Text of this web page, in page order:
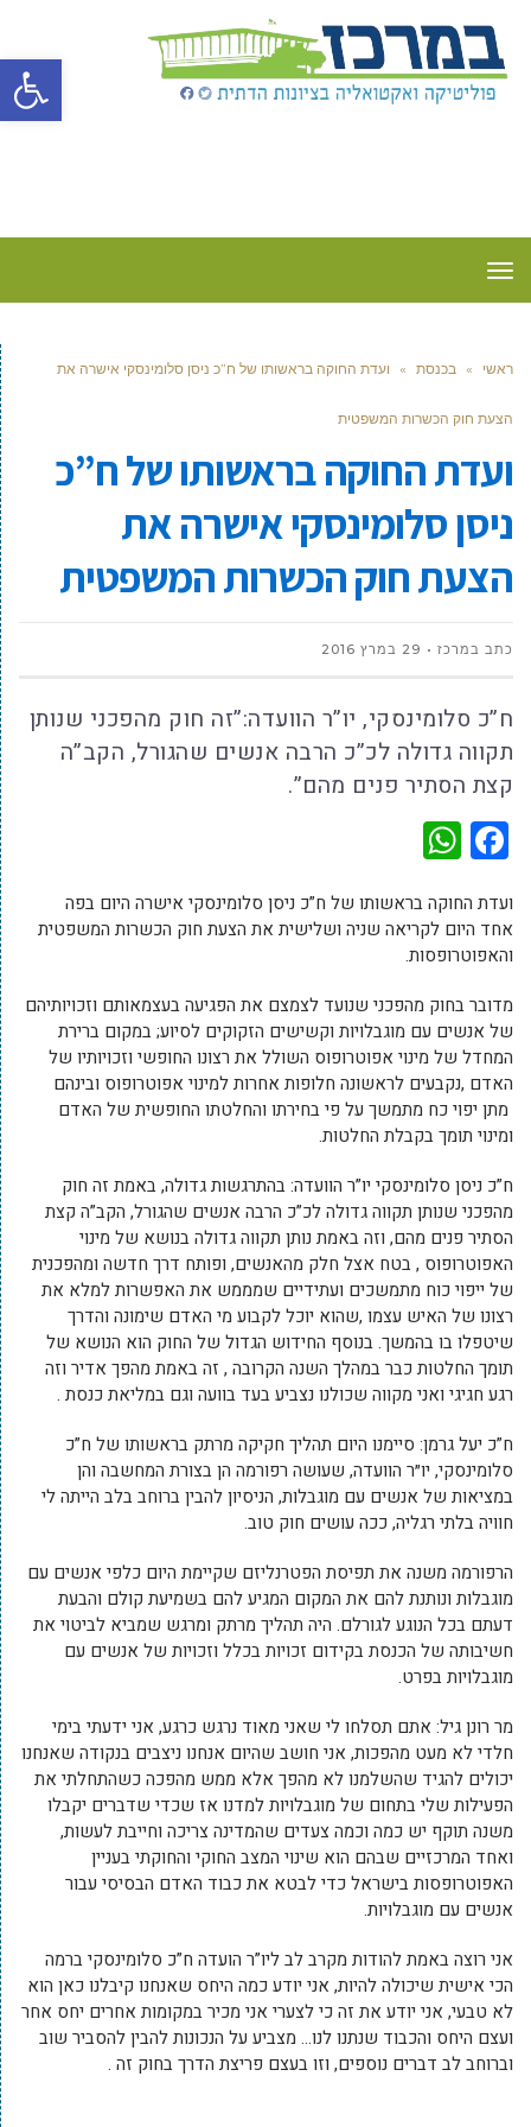
פתח
תפריט
ראשי » בכנסת » ועדת החוקה בראשותו של ח”כ ניסן סלומינסקי אישרה את
הצעת חוק הכשרות המשפטית
ועדת החוקה בראשותו של ח”כ
ניסן סלומינסקי אישרה את
הצעת חוק הכשרות המשפטית
כתב במרכז 29 במרץ 2016
ח”כ סלומינסקי, יו”ר הוועדה:”זה חוק מהפכני שנותן
תקווה גדולה לכ”כ הרבה אנשים שהגורל, הקב”ה
קצת הסתיר פנים מהם”.
Facebook
ועדת החוקה בראשותו של ח”כ ניסן סלומינסקי אישרה היום בפה
אחד היום לקריאה שניה ושלישית את הצעת חוק הכשרות המשפטית
והאפוטרופסות.
מדובר בחוק מהפכני שנועד לצמצם את הפגיעה בעצמאותם וזכויותיהם
של אנשים עם מוגבלויות וקשישים הזקוקים לסיוע; במקום ברירת
המחדל של מינוי אפוטרופוס השולל את רצונו החופשי וזכויותיו של
האדם ,נקבעים לראשונה חלופות אחרות למינוי אפוטרופוס ובינהם
מתן יפוי כח מתמשך על פי בחירתו והחלטתו החופשית של האדם
ומינוי תומך בקבלת החלטות.
ח”כ ניסן סלומינסקי יו”ר הוועדה: בהתרגשות גדולה, באמת זה חוק
מהפכני שנותן תקווה גדולה לכ”כ הרבה אנשים שהגורל, הקב”ה קצת
הסתיר פנים מהם, וזה באמת נותן תקווה גדולה בנושא של מינוי
האפוטרופוס , בטח אצל חלק מהאנשים, ופותח דרך חדשה ומהפכנית
של ייפוי כוח מתמשכים ועתידיים שמממש את האפשרות למלא את
רצונו של האיש עצמו ,שהוא יוכל לקבוע מי האדם שימונה והדרך
שיטפלו בו בהמשך. בנוסף החידוש הגדול של החוק הוא הנושא של
תומך החלטות כבר במהלך השנה הקרובה , זה באמת מהפך אדיר וזה
רגע חגיגי ואני מקווה שכולנו נצביע בעד בוועה וגם במליאת כנסת .
ח”כ יעל גרמן: סיימנו היום תהליך חקיקה מרתק בראשותו של ח”כ
סלומינסקי, יו״ר הוועדה, שעושה רפורמה הן בצורת המחשבה והן
במציאות של אנשים עם מוגבלות, הניסיון להבין ברוחב בלב הייתה לי
חוויה בלתי רגליה, ככה עושים חוק טוב.
הרפורמה משנה את תפיסת הפטרנליזם שקיימת היום כלפי אנשים עם
מוגבלות ונותנת להם את המקום המגיע להם בשמיעת קולם והבעת
דעתם בכל הנוגע לגורלם. היה תהליך מרתק ומרגש שמביא לביטוי את
חשיבותה של הכנסת בקידום זכויות בכלל וזכויות של אנשים עם
מוגבלויות בפרט.
מר רונן גיל: אתם תסלחו לי שאני מאוד נרגש כרגע, אני ידעתי בימי
חלדי לא מעט מהפכות, אני חושב שהיום אנחנו ניצבים בנקודה שאנחנו
יכולים להגיד שהשלמנו לא מהפך אלא ממש מהפכה כשהתחלתי את
הפעילות שלי בתחום של מוגבלויות למדנו אז שכדי שדברים יקבלו
משנה תוקף יש כמה וכמה צעדים שהמדינה צריכה וחייבת לעשות,
ואחד המרכזיים שבהם הוא שינוי המצב החוקי והחוקתי בעניין
האפוטרופסות בישראל כדי לבטא את כבוד האדם הבסיסי עבור
אנשים עם מוגבלויות.
אני רוצה באמת להודות מקרב לב ליו”ר הועדה ח”כ סלומינסקי ברמה
הכי אישית שיכולה להיות, אני יודע כמה היחס שאנחנו קיבלנו כאן הוא
לא טבעי, אני יודע את זה כי לצערי אני מכיר במקומות אחרים יחס אחר
ועצם היחס והכבוד שנתנו לנו… מצביע על הנכונות להבין להסביר שוב
וברוחב לב דברים נוספים, וזו בעצם פריצת הדרך בחוק זה .